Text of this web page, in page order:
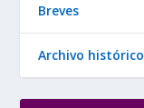
Breves
Archivo histórico